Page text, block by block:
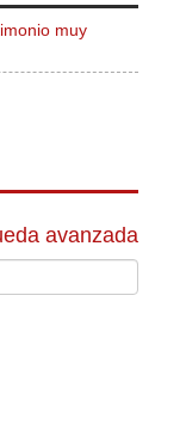
muy
avanzada